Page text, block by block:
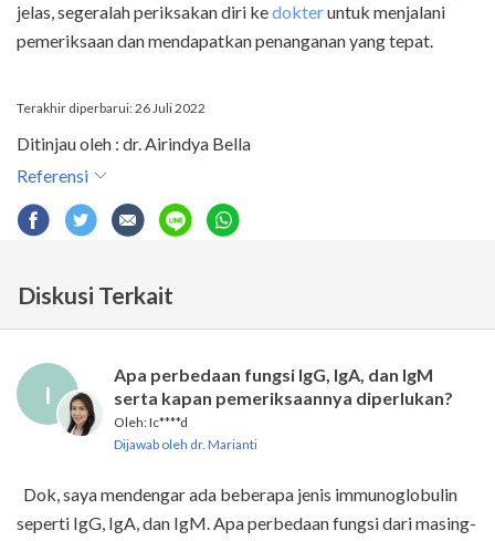
jelas, segeralah periksakan diri kedokteruntuk menjalani
pemeriksaan dan mendapatkan penanganan yang tepat.
Terakhir diperbarui: 26 Juli 2022